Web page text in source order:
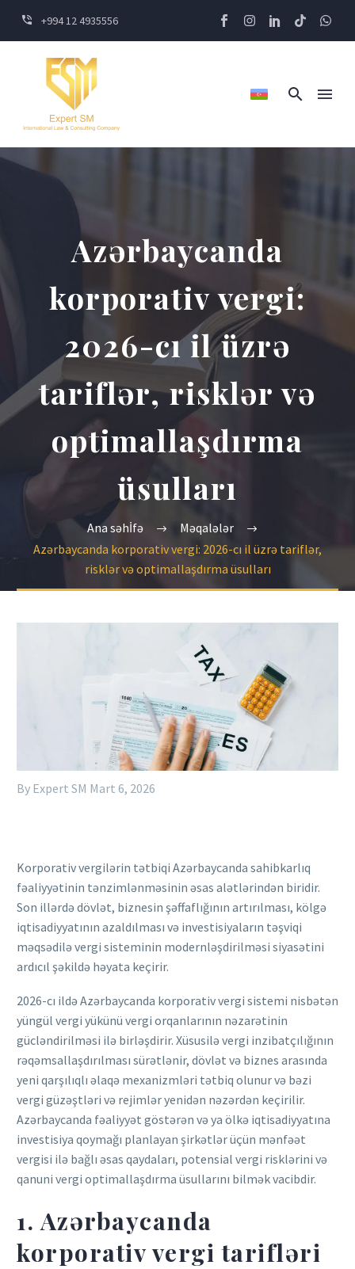
+994 12 4935556
Azərbaycanda
korporativ vergi:
2026-cı il üzrə
tariflər, risklər və
optimallaşdırma
üsulları
Ana səhİfə
Məqalələr
Azərbaycanda korporativ vergi: 2026-cı il üzrə tariflər,
risklər və optimallaşdırma üsulları
By Expert SM Mart 6, 2026
Korporativ vergilərin tətbiqi Azərbaycanda sahibkarlıq
fəaliyyətinin tənzimlənməsinin əsas alətlərindən biridir.
Son illərdə dövlət, biznesin şəffaflığının artırılması, kölgə
iqtisadiyyatının azaldılması və investisiyaların təşviqi
məqsədilə vergi sisteminin modernləşdirilməsi siyasətini
ardıcıl şəkildə həyata keçirir.
2026-cı ildə Azərbaycanda korporativ vergi sistemi nisbətən
yüngül vergi yükünü vergi orqanlarının nəzarətinin
gücləndirilməsi ilə birləşdirir. Xüsusilə vergi inzibatçılığının
rəqəmsallaşdırılması sürətlənir, dövlət və biznes arasında
yeni qarşılıqlı əlaqə mexanizmləri tətbiq olunur və bəzi
vergi güzəştləri və rejimlər yenidən nəzərdən keçirilir.
Azərbaycanda fəaliyyət göstərən və ya ölkə iqtisadiyyatına
investisiya qoymağı planlayan şirkətlər üçün mənfəət
vergisi ilə bağlı əsas qaydaları, potensial vergi risklərini və
qanuni vergi optimallaşdırma üsullarını bilmək vacibdir.
1. Azərbaycanda
korporativ vergi tarifləri